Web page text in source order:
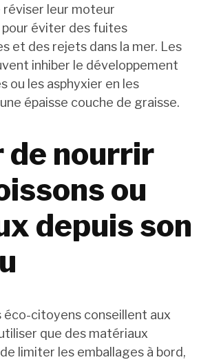
réviser leur moteur
éviter des fuites
et des rejets dans la mer. Les
inhiber le développement
ou les asphyxier en les
épaisse couche de graisse.
de nourrir
ou
depuis son
éco-citoyens conseillent aux
que des matériaux
limiter les emballages à bord,